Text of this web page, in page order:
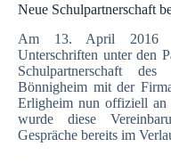
Neue Schulpartnerschaft
Am 13. April 2016
Unterschriften unter den
Schulpartnerschaft des
Bönnigheim mit der
Erligheim nun offiziell an
wurde diese
Gespräche bereits im